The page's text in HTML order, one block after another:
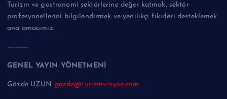
Turizm ve gastronomi sektörlerine değer katmak, sektör
profesyonellerini bilgilendirmek ve yenilikçi fikirleri desteklemek
ana amacımız.
----------
GENEL YAYIN YÖNETMENİ
Gözde UZUN gozde@turizmvizyon.com